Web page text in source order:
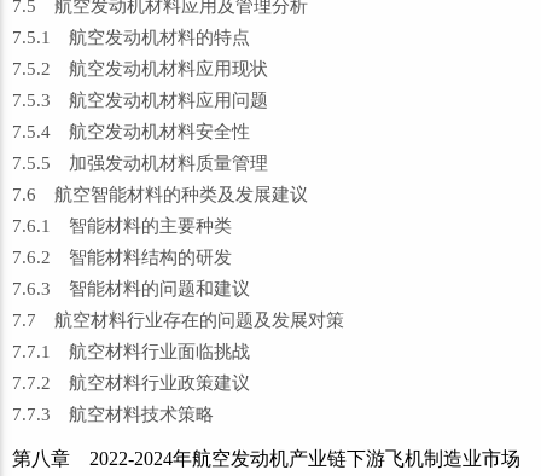
7.5 航空发动机材料应用及管理分析
7.5.1 航空发动机材料的特点
7.5.2 航空发动机材料应用现状
7.5.3 航空发动机材料应用问题
7.5.4 航空发动机材料安全性
7.5.5 加强发动机材料质量管理
7.6 航空智能材料的种类及发展建议
7.6.1 智能材料的主要种类
7.6.2 智能材料结构的研发
7.6.3 智能材料的问题和建议
7.7 航空材料行业存在的问题及发展对策
7.7.1 航空材料行业面临挑战
7.7.2 航空材料行业政策建议
7.7.3 航空材料技术策略
第八章 2022-2024年航空发动机产业链下游飞机制造业市场